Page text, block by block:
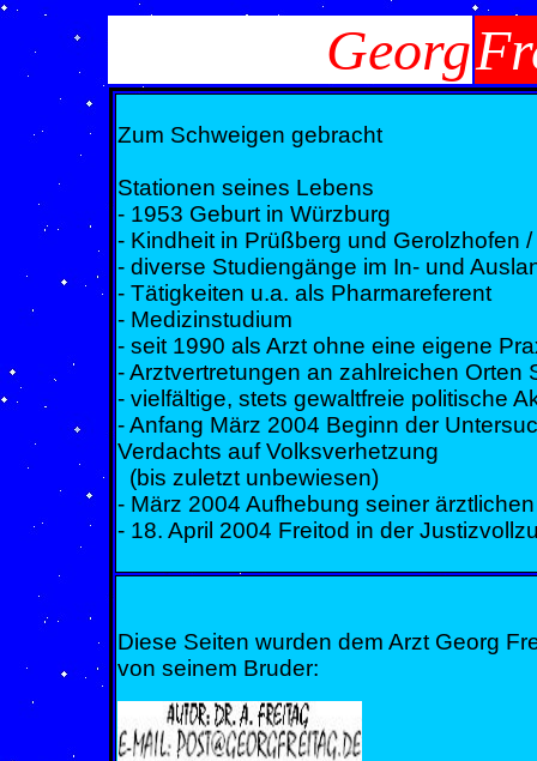
Georg
Zum Schweigen gebracht
Stationen seines Lebens
- 1953 Geburt in Würzburg
- Kindheit in Prüßberg und Gerolzhofen
- diverse Studiengänge im In- und
- Tätigkeiten u.a. als Pharmareferent
- Medizinstudium
- seit 1990 als Arzt ohne eine eigene
- Arztvertretungen an zahlreichen Orten
- vielfältige, stets gewaltfreie politische
- Anfang März 2004 Beginn der
Verdachts auf Volksverhetzung
(bis zuletzt unbewiesen)
- März 2004 Aufhebung seiner
- 18. April 2004 Freitod in der
Diese Seiten wurden dem Arzt Georg
von seinem Bruder: